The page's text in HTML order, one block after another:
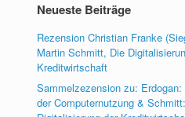
Neueste Beiträge
Rezension Christian Franke
Martin Schmitt, Die
Kreditwirtschaft
Sammelzezension zu:
der Computernutzung & Schmitt: